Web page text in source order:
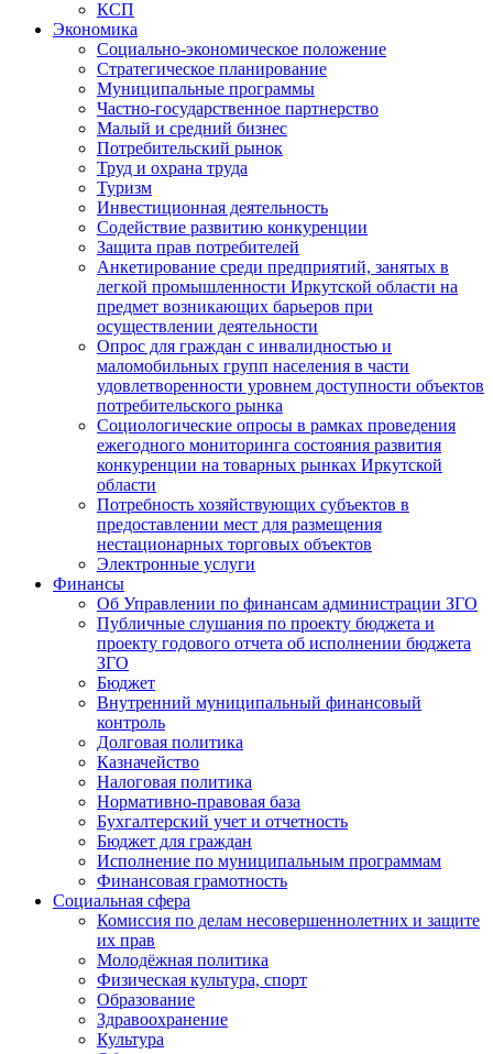
КСП
Экономика
Социально-экономическое положение
Стратегическое планирование
Муниципальные программы
Частно-государственное партнерство
Малый и средний бизнес
Потребительский рынок
Труд и охрана труда
Туризм
Инвестиционная деятельность
Содействие развитию конкуренции
Защита прав потребителей
Анкетирование среди предприятий, занятых в
легкой промышленности Иркутской области на
предмет возникающих барьеров при
осуществлении деятельности
Опрос для граждан с инвалидностью и
маломобильных групп населения в части
удовлетворенности уровнем доступности объектов
потребительского рынка
Социологические опросы в рамках проведения
ежегодного мониторинга состояния развития
конкуренции на товарных рынках Иркутской
области
Потребность хозяйствующих субъектов в
предоставлении мест для размещения
нестационарных торговых объектов
Электронные услуги
Финансы
Об Управлении по финансам администрации ЗГО
Публичные слушания по проекту бюджета и
проекту годового отчета об исполнении бюджета
ЗГО
Бюджет
Внутренний муниципальный финансовый
контроль
Долговая политика
Казначейство
Налоговая политика
Нормативно-правовая база
Бухгалтерский учет и отчетность
Бюджет для граждан
Исполнение по муниципальным программам
Финансовая грамотность
Социальная сфера
Комиссия по делам несовершеннолетних и защите
их прав
Молодёжная политика
Физическая культура, спорт
Образование
Здравоохранение
Культура